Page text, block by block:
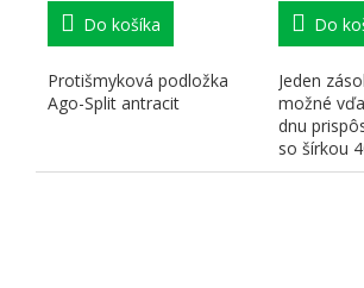
Do košíka
Protišmyková podložka
Ago-Split antracit
Do
Jeden
možné
dnu
so šírkou
mm.